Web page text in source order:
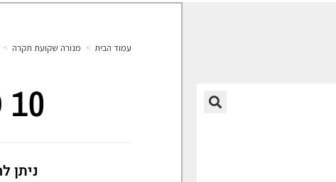
עמוד הבית > מנורה שקועת תקרה >
10
ניתן